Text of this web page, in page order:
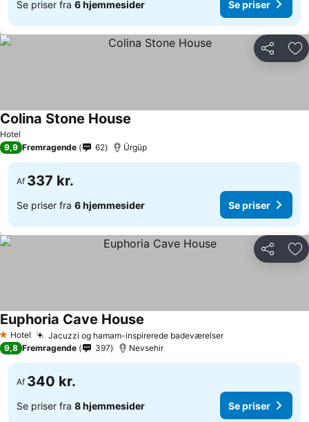
Se priser fra 6 hjemmesider Se priser
Del
Hotel
Colina Stone House
9,9 Fremragende 62 Ürgüp
Af 337 kr.
Se priser fra 6 hjemmesider Se priser
Del
1 Stjerner
Hotel Jacuzzi og hamam-inspirerede badeværelser
Euphoria Cave House
9,8 Fremragende 397 Nevsehir
Af 340 kr.
Se priser fra 8 hjemmesider Se priser